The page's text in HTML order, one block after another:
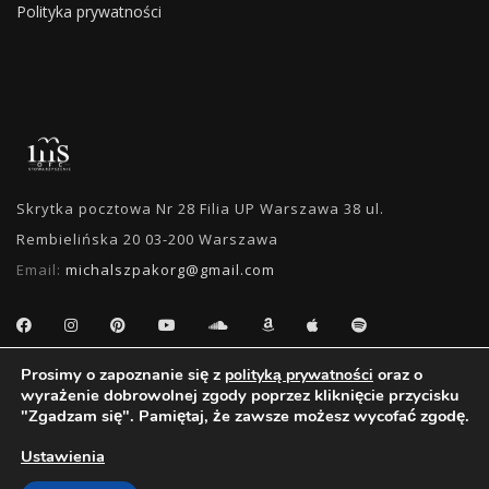
Polityka prywatności
Skrytka pocztowa Nr 28 Filia UP Warszawa 38 ul.
Rembielińska 20 03-200 Warszawa
Email: michalszpakorg@gmail.com
WYSZUKIWANIE
Prosimy o zapoznanie się z polityką prywatności oraz o
wyrażenie dobrowolnej zgody poprzez kliknięcie przycisku
"Zgadzam się". Pamiętaj, że zawsze możesz wycofać zgodę.
Ustawienia